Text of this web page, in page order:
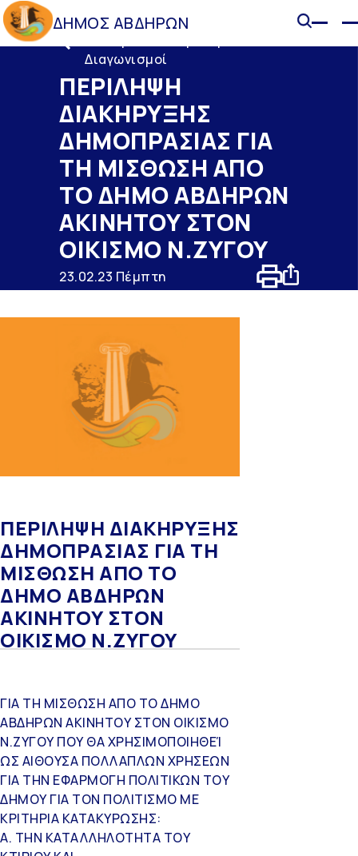
ΔΗΜΟΣ ΑΒΔΗΡΩΝ
Διαγωνισμοί
ΠΕΡΙΛΗΨΗ
ΔΙΑΚΗΡΥΞΗΣ
ΔΗΜΟΠΡΑΣΙΑΣ ΓΙΑ
ΤΗ ΜΙΣΘΩΣΗ ΑΠΟ
ΤΟ ΔΗΜΟ ΑΒΔΗΡΩΝ
ΑΚΙΝΗΤΟΥ ΣΤΟΝ
ΟΙΚΙΣΜΟ Ν.ΖΥΓΟΥ
23.02.23 Πέμπτη
ΠΕΡΙΛΗΨΗ ΔΙΑΚΗΡΥΞΗΣ
ΔΗΜΟΠΡΑΣΙΑΣ ΓΙΑ ΤΗ
ΜΙΣΘΩΣΗ ΑΠΟ ΤΟ
ΔΗΜΟ ΑΒΔΗΡΩΝ
ΑΚΙΝΗΤΟΥ ΣΤΟΝ
ΟΙΚΙΣΜΟ Ν.ΖΥΓΟΥ
ΓΙΑ ΤΗ ΜΙΣΘΩΣΗ ΑΠΟ ΤΟ ΔΗΜΟ
ΑΒΔΗΡΩΝ ΑΚΙΝΗΤΟΥ ΣΤΟΝ ΟΙΚΙΣΜΟ
Ν.ΖΥΓΟΥ ΠΟΥ ΘΑ ΧΡΗΣΙΜΟΠΟΙΗΘΕΊ
ΩΣ ΑΙΘΟΥΣΑ ΠΟΛΛΑΠΛΩΝ ΧΡΗΣΕΩΝ
ΓΙΑ ΤΗΝ ΕΦΑΡΜΟΓΗ ΠΟΛΙΤΙΚΩΝ ΤΟΥ
ΔΗΜΟΥ ΓΙΑ ΤΟΝ ΠΟΛΙΤΙΣΜΟ ΜΕ
ΚΡΙΤΗΡΙΑ ΚΑΤΑΚΥΡΩΣΗΣ:
Α. ΤΗΝ ΚΑΤΑΛΛΗΛΟΤΗΤΑ ΤΟΥ